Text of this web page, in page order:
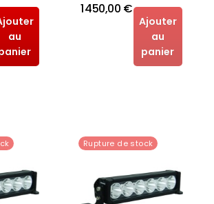
au
1 450,00 €
Ajouter
au
panier
Rupture de stock